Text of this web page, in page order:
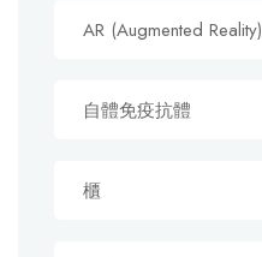
AR (Augmented Reality)
自體免疫抗體
櫃